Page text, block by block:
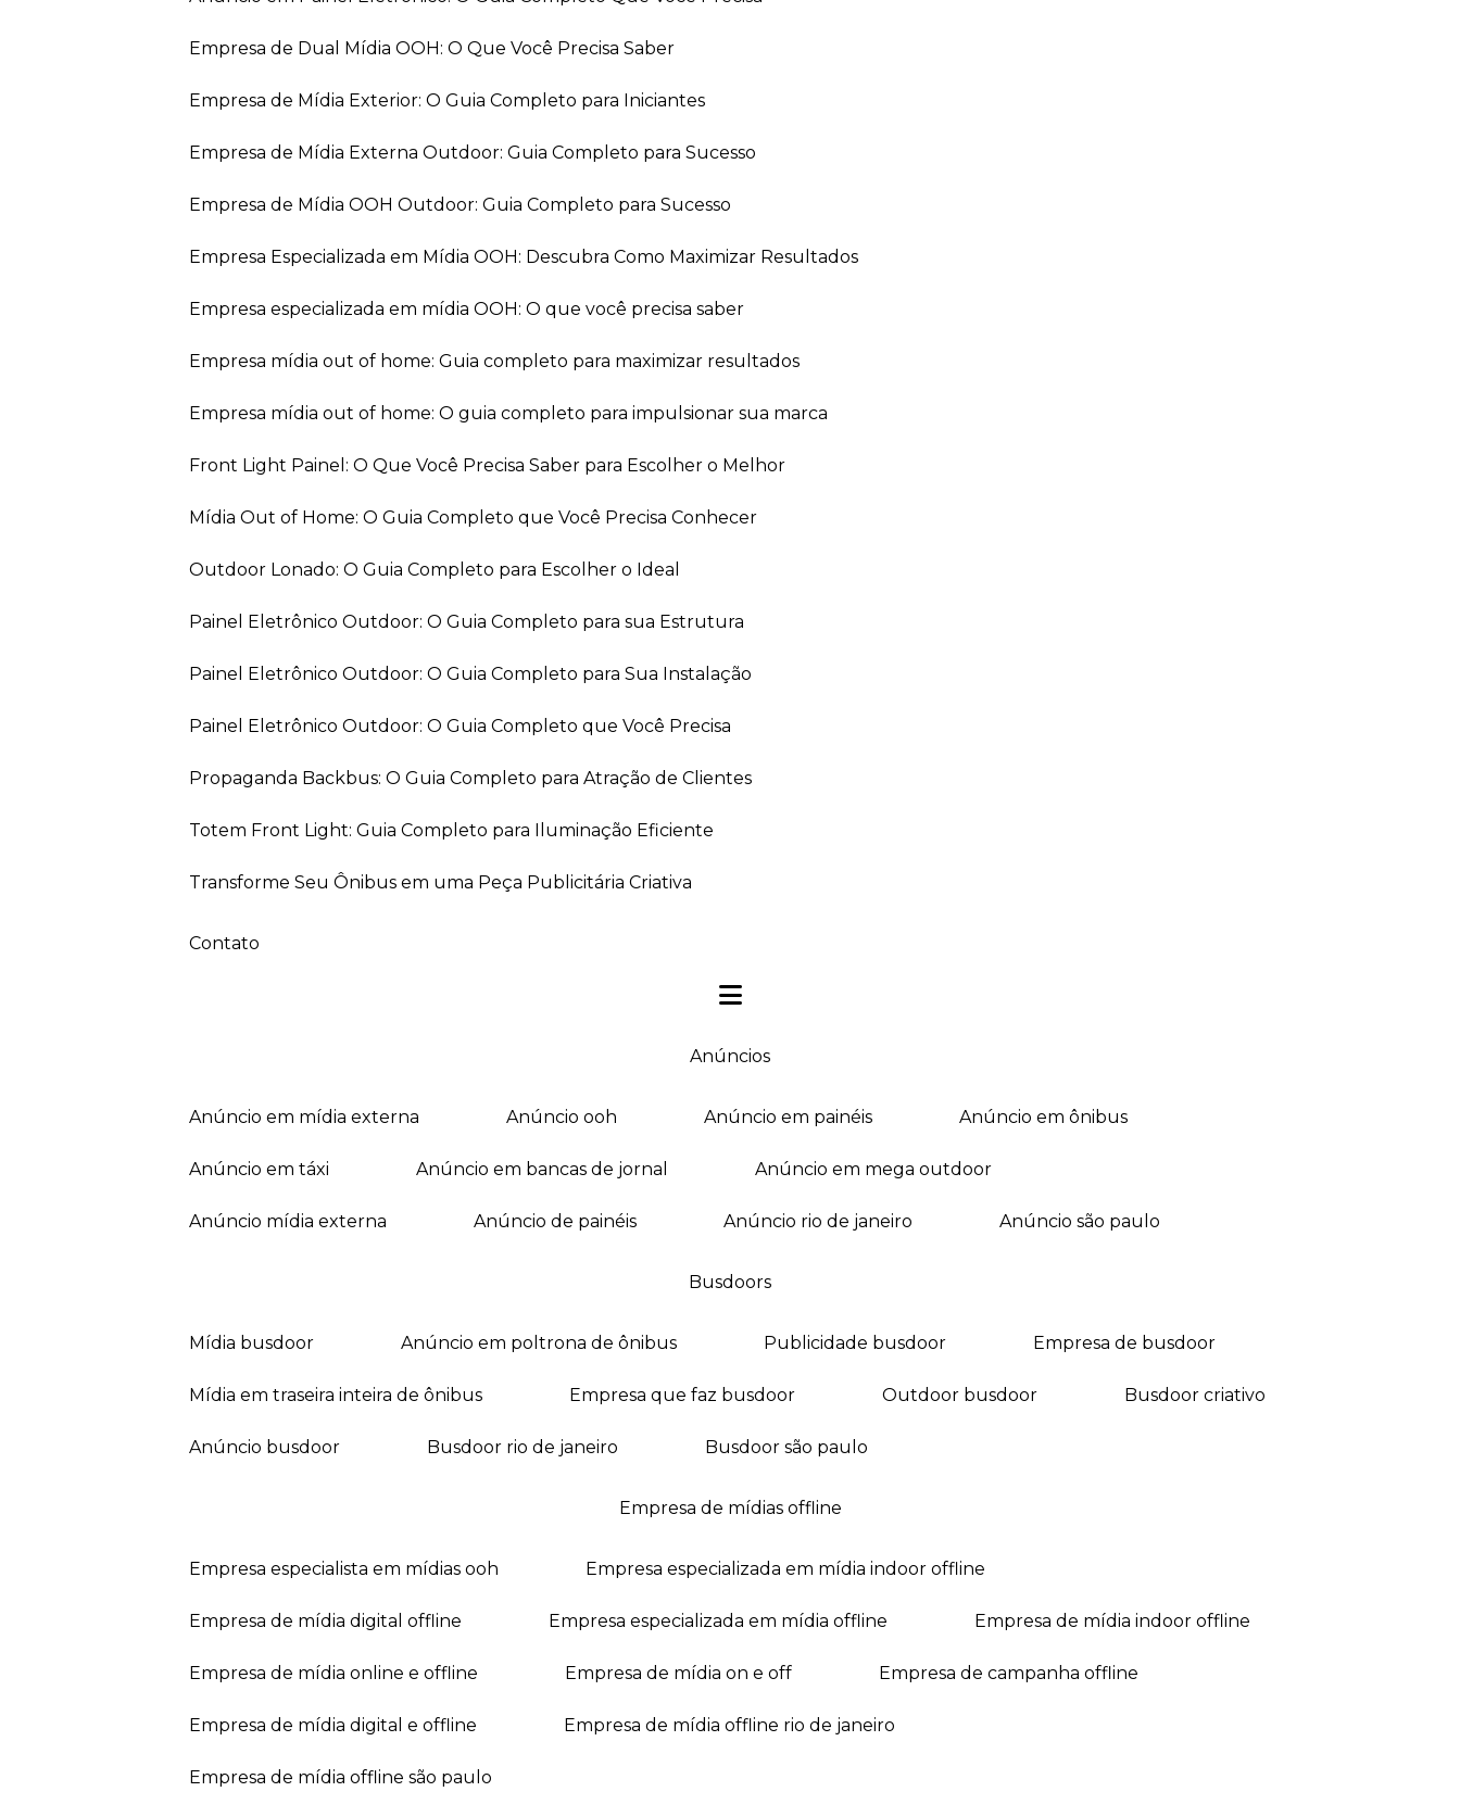
Empresa de Dual Mídia OOH: O Que Você Precisa Saber
Empresa de Mídia Exterior: O Guia Completo para Iniciantes
Empresa de Mídia Externa Outdoor: Guia Completo para Sucesso
Empresa de Mídia OOH Outdoor: Guia Completo para Sucesso
Empresa Especializada em Mídia OOH: Descubra Como Maximizar Resultados
Empresa especializada em mídia OOH: O que você precisa saber
Empresa mídia out of home: Guia completo para maximizar resultados
Empresa mídia out of home: O guia completo para impulsionar sua marca
Front Light Painel: O Que Você Precisa Saber para Escolher o Melhor
Mídia Out of Home: O Guia Completo que Você Precisa Conhecer
Outdoor Lonado: O Guia Completo para Escolher o Ideal
Painel Eletrônico Outdoor: O Guia Completo para sua Estrutura
Painel Eletrônico Outdoor: O Guia Completo para Sua Instalação
Painel Eletrônico Outdoor: O Guia Completo que Você Precisa
Propaganda Backbus: O Guia Completo para Atração de Clientes
Totem Front Light: Guia Completo para Iluminação Eficiente
Transforme Seu Ônibus em uma Peça Publicitária Criativa
Contato
anúncios
anúncio em mídia externa anúncio ooh anúncio em painéis anúncio em ônibus
anúncio em táxi anúncio em bancas de jornal anúncio em mega outdoor
anúncio mídia externa anúncio de painéis anúncio rio de janeiro anúncio são paulo
busdoors
mídia busdoor anúncio em poltrona de ônibus publicidade busdoor empresa de busdoor
mídia em traseira inteira de ônibus empresa que faz busdoor outdoor busdoor busdoor criativo
anúncio busdoor busdoor rio de janeiro busdoor são paulo
empresa de mídias offline
empresa especialista em mídias ooh empresa especializada em mídia indoor offline
empresa de mídia digital offline empresa especializada em mídia offline empresa de mídia indoor offline
empresa de mídia online e offline empresa de mídia on e off empresa de campanha offline
empresa de mídia digital e offline empresa de mídia offline rio de janeiro
empresa de mídia offline são paulo